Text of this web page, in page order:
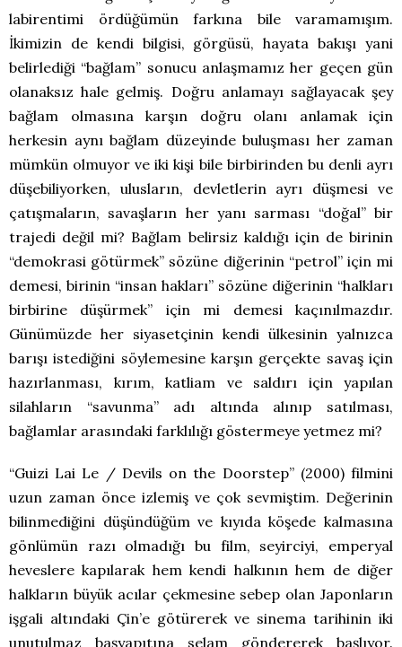
labirentimi ördüğümün farkına bile varamamışım.
İkimizin de kendi bilgisi, görgüsü, hayata bakışı yani
belirlediği “bağlam” sonucu anlaşmamız her geçen gün
olanaksız hale gelmiş. Doğru anlamayı sağlayacak şey
bağlam olmasına karşın doğru olanı anlamak için
herkesin aynı bağlam düzeyinde buluşması her zaman
mümkün olmuyor ve iki kişi bile birbirinden bu denli ayrı
düşebiliyorken, ulusların, devletlerin ayrı düşmesi ve
çatışmaların, savaşların her yanı sarması “doğal” bir
trajedi değil mi? Bağlam belirsiz kaldığı için de birinin
“demokrasi götürmek” sözüne diğerinin “petrol” için mi
demesi, birinin “insan hakları” sözüne diğerinin “halkları
birbirine düşürmek” için mi demesi kaçınılmazdır.
Günümüzde her siyasetçinin kendi ülkesinin yalnızca
barışı istediğini söylemesine karşın gerçekte savaş için
hazırlanması, kırım, katliam ve saldırı için yapılan
silahların “savunma” adı altında alınıp satılması,
bağlamlar arasındaki farklılığı göstermeye yetmez mi?
“Guizi Lai Le / Devils on the Doorstep” (2000) filmini
uzun zaman önce izlemiş ve çok sevmiştim. Değerinin
bilinmediğini düşündüğüm ve kıyıda köşede kalmasına
gönlümün razı olmadığı bu film, seyirciyi, emperyal
heveslere kapılarak hem kendi halkının hem de diğer
halkların büyük acılar çekmesine sebep olan Japonların
işgali altındaki Çin’e götürerek ve sinema tarihinin iki
unutulmaz başyapıtına selam göndererek başlıyor.